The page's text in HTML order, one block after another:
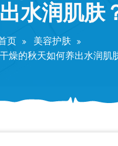
水润肌肤
页
美容护肤
燥的秋天如何养出水润肌